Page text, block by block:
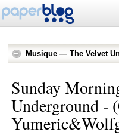
Musique — The Velvet
Sunday
Underground -